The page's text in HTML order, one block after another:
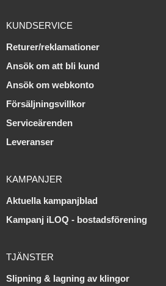
KUNDSERVICE
Returer/reklamationer
Ansök om att bli kund
Ansök om webkonto
Försäljningsvillkor
Serviceärenden
Leveranser
KAMPANJER
Aktuella kampanjblad
Kampanj iLOQ - bostadsförening
TJÄNSTER
Slipning & lagning av klingor